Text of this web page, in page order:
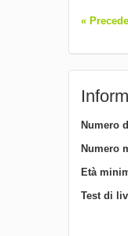
«
Numero
Numero
Età
Test di